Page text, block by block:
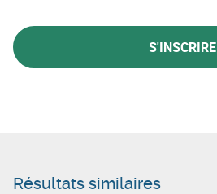
S'INSCRIRE
Résultats similaires